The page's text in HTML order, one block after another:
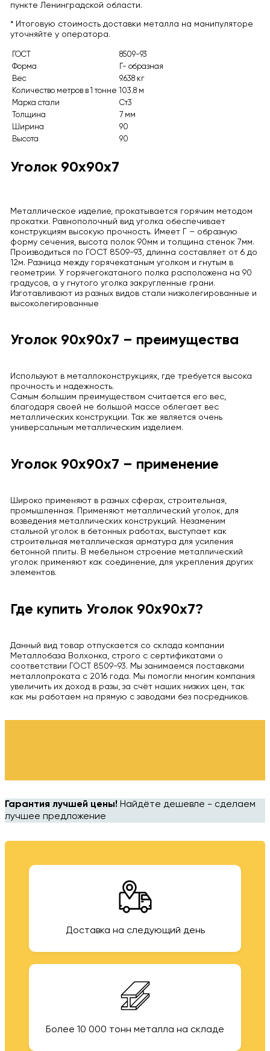
пункте Ленинградской области.
* Итоговую стоимость доставки металла на манипуляторе
уточняйте у оператора.
ГОСТ
8509-93
Форма
Г- образная
Вес
9.638 кг
Количество метров в 1 тонне 103.8 м
Марка стали
Ст3
Толщина
7 мм
Ширина
90
Высота
90
Уголок 90х90х7
Металлическое изделие, прокатывается горячим методом
прокатки. Равнополочный вид уголка обеспечивает
конструкциям высокую прочность. Имеет Г – образную
форму сечения, высота полок 90мм и толщина стенок 7мм.
Производиться по ГОСТ 8509-93, длинна составляет от 6 до
12м. Разница между горячекатаным уголком и гнутым в
геометрии. У горячегокатаного полка расположена на 90
градусов, а у гнутого уголка закругленные грани.
Изготавливают из разных видов стали низколегированные и
высоколегированные
Уголок 90х90х7 – преимущества
Используют в металлоконструкциях, где требуется высока
прочность и надежность.
Самым большим преимуществом считается его вес,
благодаря своей не большой массе облегает вес
металлических конструкции. Так же является очень
универсальным металлическим изделием.
Уголок 90х90х7 – применение
Широко применяют в разных сферах, строительная,
промышленная. Применяют металлический уголок, для
возведения металлических конструкций. Незаменим
стальной уголок в бетонных работах, выступает как
строительная металлическая арматура для усиления
бетонной плиты. В мебельном строение металлический
уголок применяют как соединение, для укрепления других
элементов.
Где купить Уголок 90х90х7?
Данный вид товар отпускается со склада компании
Металлобаза Волхонка, строго с сертификатами о
соответствии ГОСТ 8509-93. Мы занимаемся поставками
металлопроката с 2016 года. Мы помогли многим компания
увеличить их доход в разы, за счёт наших низких цен, так
как мы работаем на прямую с заводами без посредников.
Гарантия лучшей цены! Найдёте дешевле - сделаем
лучшее предложение
Доставка на следующий день
Более 10 000 тонн металла на складе